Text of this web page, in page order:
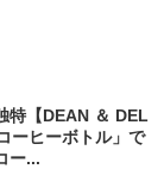
特【DEAN ＆ DEL
ーヒーボトル」で
ー...